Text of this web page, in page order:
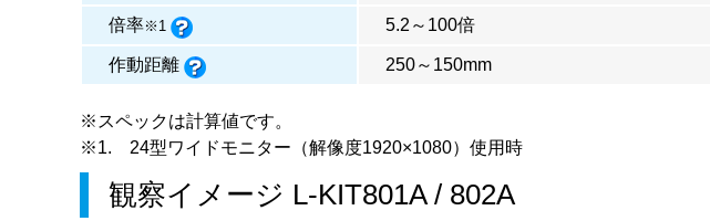
倍率※1 5.2～100倍
作動距離 250～150mm
※スペックは計算値です。
※1. 24型ワイドモニター（解像度1920×1080）使用時
観察イメージ L-KIT801A/ 802A